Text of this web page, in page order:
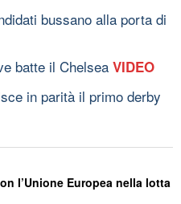
bussano alla porta di
batte il Chelsea VIDEO
in parità il primo derby
l’Unione Europea nella lotta